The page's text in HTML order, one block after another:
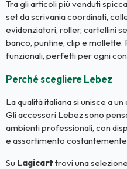
Tra gli articoli più venduti
set da scrivania coordinati,
evidenziatori, roller, cartellini
banco, puntine, clip e
funzionali, perfetti per ogni
Perché scegliere Lebez
La qualità italiana si unisce a
Gli accessori Lebez sono
ambienti professionali, con
e assortimento
Su Lagicart trovi una